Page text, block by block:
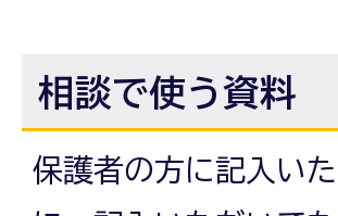
相談で使う資料
保護者の方に記入い